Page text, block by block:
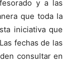
y a las
que toda la
iniciativa que
fechas de las
consultar en